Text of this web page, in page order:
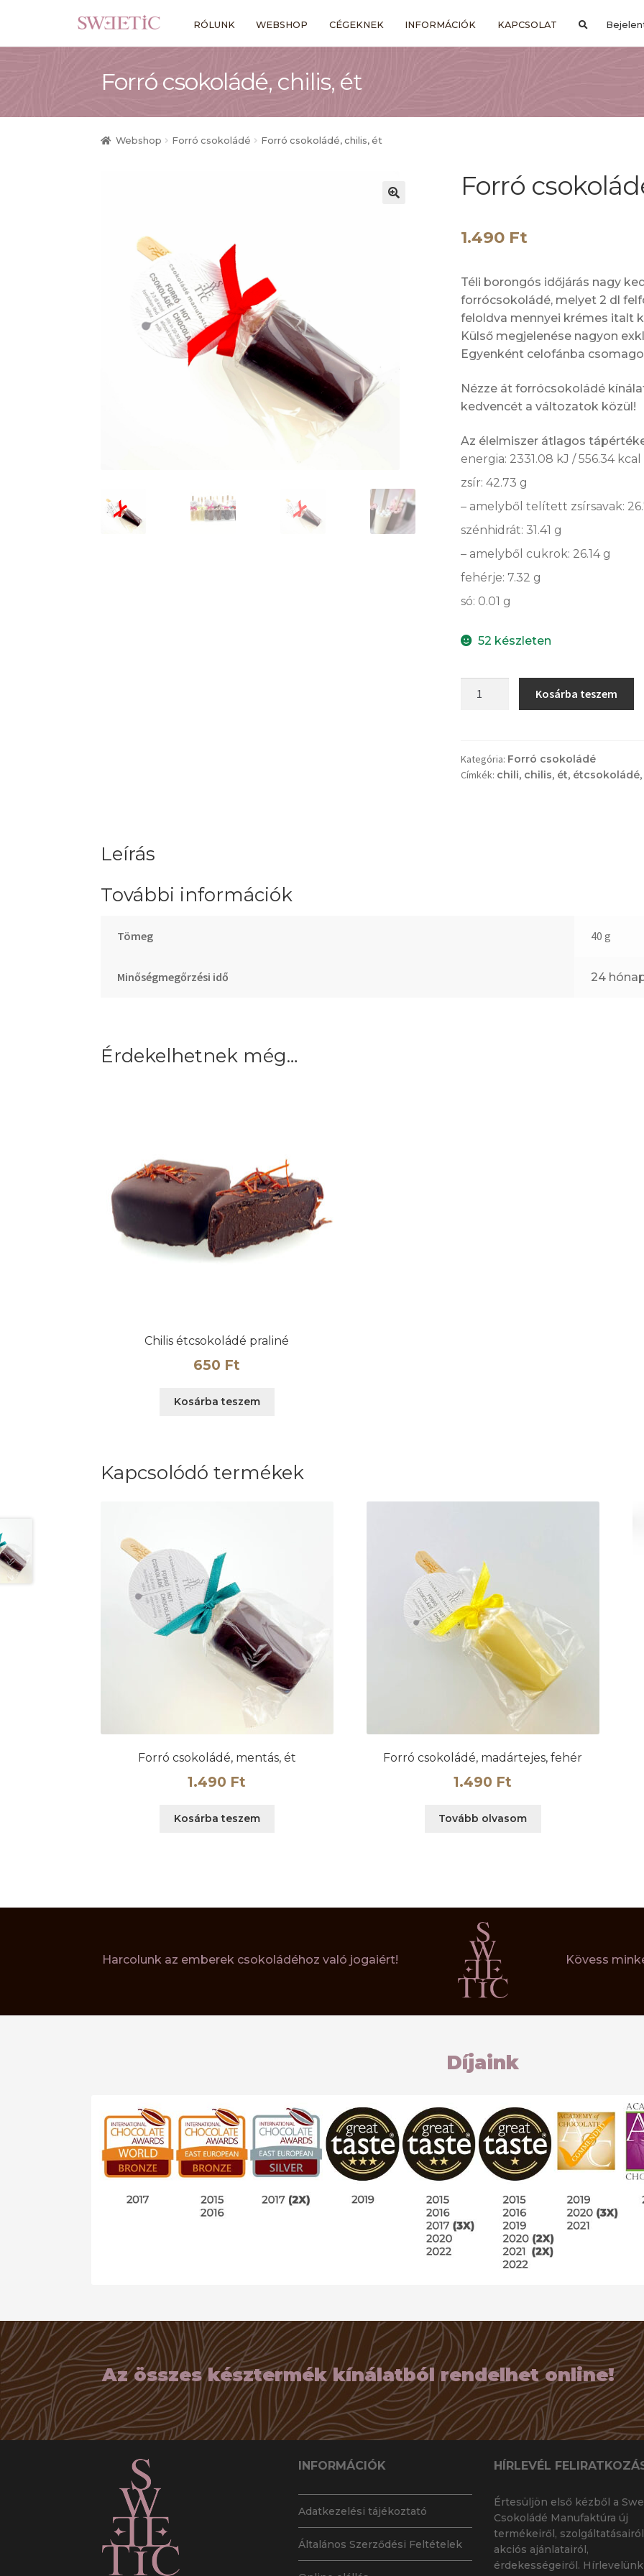
a
navigációhoz
a
tartalomba
RÓLUNK WEBSHOP CÉGEKNEK INFORMÁCIÓK KAPCSOLAT
Forró csokoládé, chilis, ét
Webshop Forró csokoládé Forró csokoládé, chilis, ét
Forró
1.490 Ft
Téli borongós időjárás nagy
forrócsokoládé, melyet 2 dl
feloldva mennyei krémes italt
Külső megjelenése nagyon
Egyenként celofánba
Nézze át forrócsokoládé
kedvencét a változatok közül!
Az élelmiszer átlagos
energia: 2331.08 kJ / 556.34 kcal
zsír: 42.73 g
– amelyből telített zsírsavak:
szénhidrát: 31.41 g
– amelyből cukrok: 26.14 g
fehérje: 7.32 g
só: 0.01 g
52 készleten
mennyiség
Kosárba teszem
Kategória: Forró csokoládé
Címkék: chili, chilis, ét, étcsokoládé,
Leírás
További információk
Tömeg 40 g
Minőségmegőrzési idő 24
Érdekelhetnek még…
Chilis étcsokoládé praliné
650 Ft
Kosárba teszem
Kapcsolódó termékek
Forró csokoládé, mentás, ét
1.490 Ft
Kosárba teszem
Forró csokoládé, madártejes, fehér
1.490 Ft
Tovább olvasom
Harcolunk az emberek csokoládéhoz való jogaiért! Kövess
Díjaink
Az összes késztermék kínálatból rendelhet online!
INFORMÁCIÓK
Adatkezelési tájékoztató
Általános Szerződési Feltételek
HÍRLEVÉL
Értesüljön első kézből a
Csokoládé Manufaktúra új
termékeiről,
akciós ajánlatairól,
érdekességeiről. Hírlevelünk